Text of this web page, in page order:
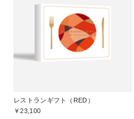
レストランギフト（RED）
￥23,100